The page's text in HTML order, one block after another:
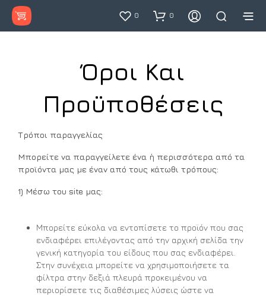
0 0
Όροι Και
Προϋποθέσεις
Τρόποι παραγγελίας
Μπορείτε να παραγγείλετε ένα ή περισσότερα από τα
προϊόντα μας με έναν από τους κάτωθι τρόπους:
1) Μέσω του site μας:
Μπορείτε εύκολα να εντοπίσετε το προϊόν που σας
ενδιαφέρει επιλέγοντας από την αρχική σελίδα την
γενική κατηγορία του είδους που σας ενδιαφέρει.
Στην συνέχεια μπορείτε να χρησιμοποιήσετε τα
φίλτρα στην δεξιά πλευρά προκειμένου να
περιορίσετε τις διαθέσιμες λύσεις ώστε να